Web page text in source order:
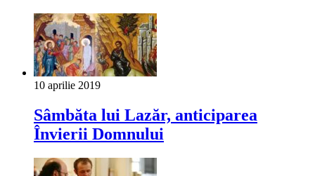
10 aprilie 2019
Sâmbăta lui Lazăr, anticiparea
Învierii Domnului